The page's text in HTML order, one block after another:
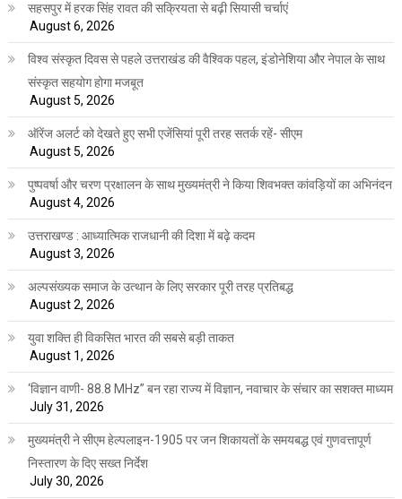
सहसपुर में हरक सिंह रावत की सक्रियता से बढ़ी सियासी चर्चाएं
August 6, 2026
विश्व संस्कृत दिवस से पहले उत्तराखंड की वैश्विक पहल, इंडोनेशिया और नेपाल के साथ
संस्कृत सहयोग होगा मजबूत
August 5, 2026
ऑरेंज अलर्ट को देखते हुए सभी एजेंसियां पूरी तरह सतर्क रहें- सीएम
August 5, 2026
पुष्पवर्षा और चरण प्रक्षालन के साथ मुख्यमंत्री ने किया शिवभक्त कांवड़ियों का अभिनंदन
August 4, 2026
उत्तराखण्ड : आध्यात्मिक राजधानी की दिशा में बढ़े कदम
August 3, 2026
अल्पसंख्यक समाज के उत्थान के लिए सरकार पूरी तरह प्रतिबद्ध
August 2, 2026
युवा शक्ति ही विकसित भारत की सबसे बड़ी ताकत
August 1, 2026
‘विज्ञान वाणी- 88.8 MHz” बन रहा राज्य में विज्ञान, नवाचार के संचार का सशक्त माध्यम
July 31, 2026
मुख्यमंत्री ने सीएम हेल्पलाइन-1905 पर जन शिकायतों के समयबद्ध एवं गुणवत्तापूर्ण
निस्तारण के दिए सख्त निर्देश
July 30, 2026